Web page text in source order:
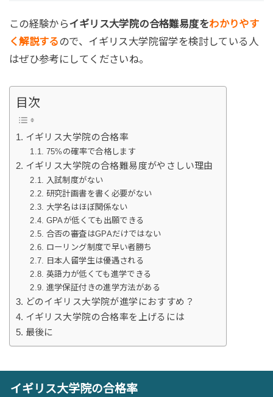
この経験からイギリス大学院の合格難易度をわかりやす
く解説するので、イギリス大学院留学を検討している人
はぜひ参考にしてくださいね。
目次
イギリス大学院の合格率
75%の確率で合格します
イギリス大学院の合格難易度がやさしい理由
入試制度がない
研究計画書を書く必要がない
大学名はほぼ関係ない
GPAが低くても出願できる
合否の審査はGPAだけではない
ローリング制度で早い者勝ち
日本人留学生は優遇される
英語力が低くても進学できる
進学保証付きの進学方法がある
どのイギリス大学院が進学におすすめ？
イギリス大学院の合格率を上げるには
最後に
イギリス大学院の合格率